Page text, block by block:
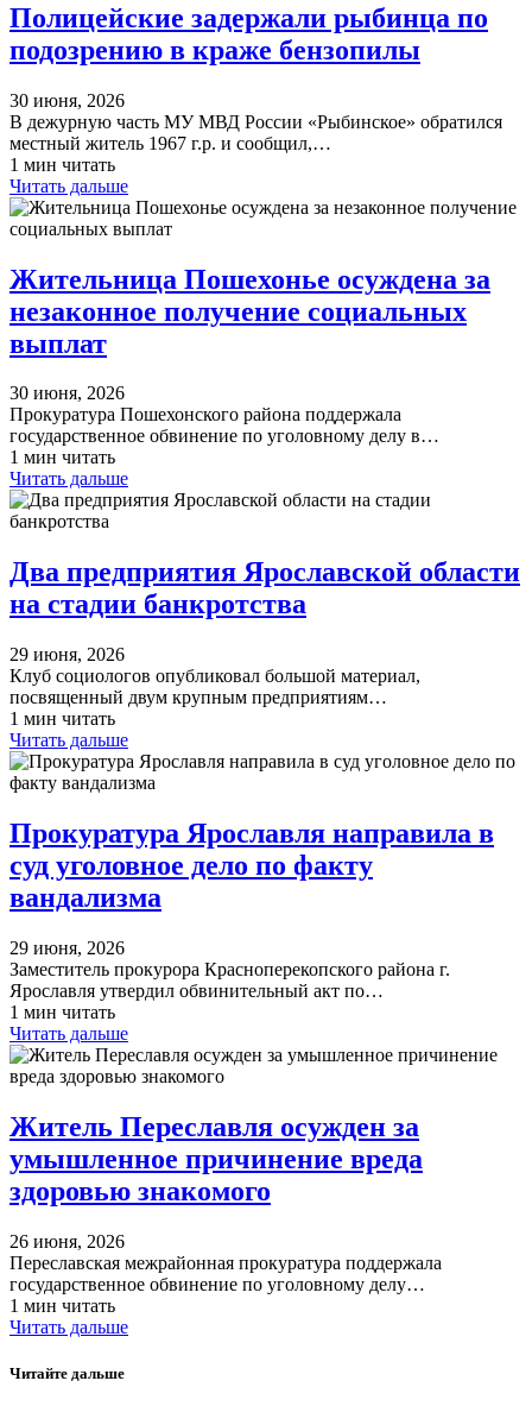
Полицейские задержали рыбинца по
подозрению в краже бензопилы
30 июня, 2026
В дежурную часть МУ МВД России «Рыбинское» обратился
местный житель 1967 г.р. и сообщил,…
1 мин читать
Читать дальше
Жительница Пошехонье осуждена за
незаконное получение социальных
выплат
30 июня, 2026
Прокуратура Пошехонского района поддержала
государственное обвинение по уголовному делу в…
1 мин читать
Читать дальше
Два предприятия Ярославской области
на стадии банкротства
29 июня, 2026
Клуб социологов опубликовал большой материал,
посвященный двум крупным предприятиям…
1 мин читать
Читать дальше
Прокуратура Ярославля направила в
суд уголовное дело по факту
вандализма
29 июня, 2026
Заместитель прокурора Красноперекопского района г.
Ярославля утвердил обвинительный акт по…
1 мин читать
Читать дальше
Житель Переславля осужден за
умышленное причинение вреда
здоровью знакомого
26 июня, 2026
Переславская межрайонная прокуратура поддержала
государственное обвинение по уголовному делу…
1 мин читать
Читать дальше
Читайте дальше